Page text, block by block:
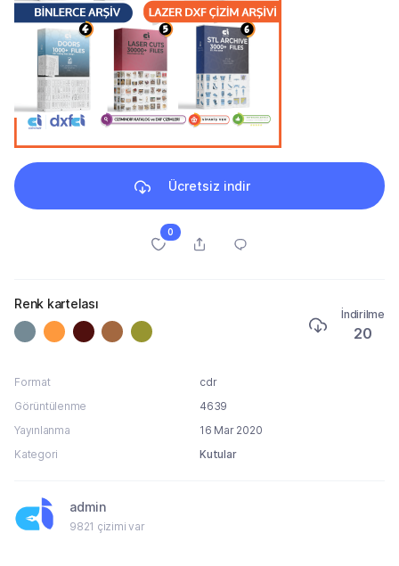
Ücretsiz indir
0
Renk kartelası
İndirilme
20
Format
cdr
Görüntülenme
4639
Yayınlanma
16 Mar 2020
Kategori
Kutular
admin
9821 çizimi var